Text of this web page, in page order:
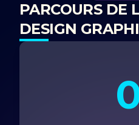
PARCOURS DE
DESIGN